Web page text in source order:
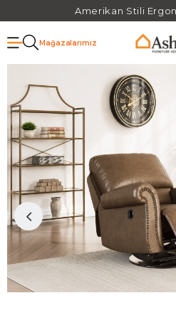
Amerikan Stili
Mağazalarımız